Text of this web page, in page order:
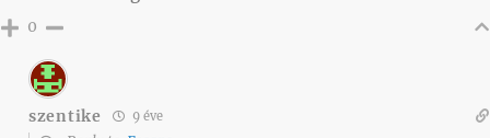
0
szentike 9 éve